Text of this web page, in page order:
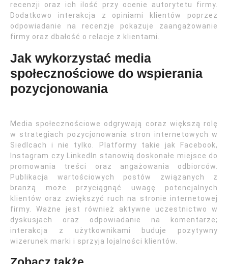
recenzji oraz ich ilość przy ocenie autorytetu firmy.
Dodatkowo interakcja z opiniami klientów poprzez
odpowiadanie na recenzje pokazuje zaangażowanie
firmy oraz dbałość o relacje z klientami.
Jak wykorzystać media
społecznościowe do wspierania
pozycjonowania
Media społecznościowe odgrywają coraz większą rolę
w strategiach pozycjonowania stron internetowych w
Siedlcach i nie tylko. Platformy takie jak Facebook,
Instagram czy LinkedIn stanowią doskonałe miejsce do
promowania treści oraz angażowania odbiorców.
Publikacja wartościowych postów związanych z
branżą może przyciągnąć uwagę potencjalnych
klientów oraz zwiększyć ruch na stronie internetowej
firmy. Ważne jest również aktywne uczestnictwo w
dyskusjach oraz odpowiadanie na komentarze;
interakcja z użytkownikami buduje pozytywny
wizerunek marki i sprzyja lojalności klientów.